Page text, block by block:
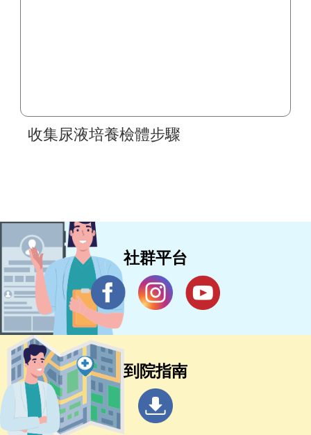
收集尿液培養檢體步驟
社群平台
到院指南